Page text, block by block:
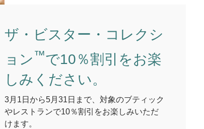
ザ・ビスター・コレクシ
ョン™で10％割引をお楽
しみください。
3月1日から5月31日まで、対象のブティック
やレストランで10％割引をお楽しみいただ
けます。